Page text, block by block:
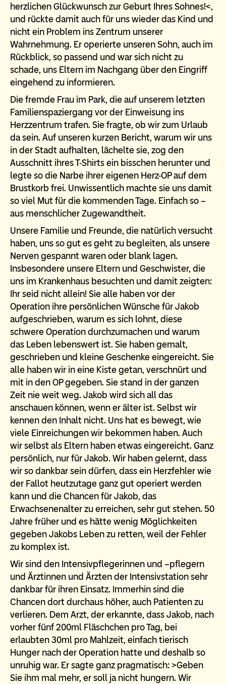
herzlichen Glückwunsch zur Geburt Ihres Sohnes!<,
und rückte damit auch für uns wieder das Kind und
nicht ein Problem ins Zentrum unserer
Wahrnehmung. Er operierte unseren Sohn, auch im
Rückblick, so passend und war sich nicht zu
schade, uns Eltern im Nachgang über den Eingriff
eingehend zu informieren.
Die fremde Frau im Park, die auf unserem letzten
Familienspaziergang vor der Einweisung ins
Herzzentrum trafen. Sie fragte, ob wir zum Urlaub
da sein. Auf unseren kurzen Bericht, warum wir uns
in der Stadt aufhalten, lächelte sie, zog den
Ausschnitt ihres T-Shirts ein bisschen herunter und
legte so die Narbe ihrer eigenen Herz-OP auf dem
Brustkorb frei. Unwissentlich machte sie uns damit
so viel Mut für die kommenden Tage. Einfach so –
aus menschlicher Zugewandtheit.
Unsere Familie und Freunde, die natürlich versucht
haben, uns so gut es geht zu begleiten, als unsere
Nerven gespannt waren oder blank lagen.
Insbesondere unsere Eltern und Geschwister, die
uns im Krankenhaus besuchten und damit zeigten:
Ihr seid nicht allein! Sie alle haben vor der
Operation ihre persönlichen Wünsche für Jakob
aufgeschrieben, warum es sich lohnt, diese
schwere Operation durchzumachen und warum
das Leben lebenswert ist. Sie haben gemalt,
geschrieben und kleine Geschenke eingereicht. Sie
alle haben wir in eine Kiste getan, verschnürt und
mit in den OP gegeben. Sie stand in der ganzen
Zeit nie weit weg. Jakob wird sich all das
anschauen können, wenn er älter ist. Selbst wir
kennen den Inhalt nicht. Uns hat es bewegt, wie
viele Einreichungen wir bekommen haben. Auch
wir selbst als Eltern haben etwas eingereicht. Ganz
persönlich, nur für Jakob. Wir haben gelernt, dass
wir so dankbar sein dürfen, dass ein Herzfehler wie
der Fallot heutzutage ganz gut operiert werden
kann und die Chancen für Jakob, das
Erwachsenenalter zu erreichen, sehr gut stehen. 50
Jahre früher und es hätte wenig Möglichkeiten
gegeben Jakobs Leben zu retten, weil der Fehler
zu komplex ist.
Wir sind den Intensivpflegerinnen und –pflegern
und Ärztinnen und Ärzten der Intensivstation sehr
dankbar für ihren Einsatz. Immerhin sind die
Chancen dort durchaus höher, auch Patienten zu
verlieren. Dem Arzt, der erkannte, dass Jakob, nach
vorher fünf 200ml Fläschchen pro Tag, bei
erlaubten 30ml pro Mahlzeit, einfach tierisch
Hunger nach der Operation hatte und deshalb so
unruhig war. Er sagte ganz pragmatisch: >Geben
Sie ihm mal mehr, er soll ja nicht hungern. Wir